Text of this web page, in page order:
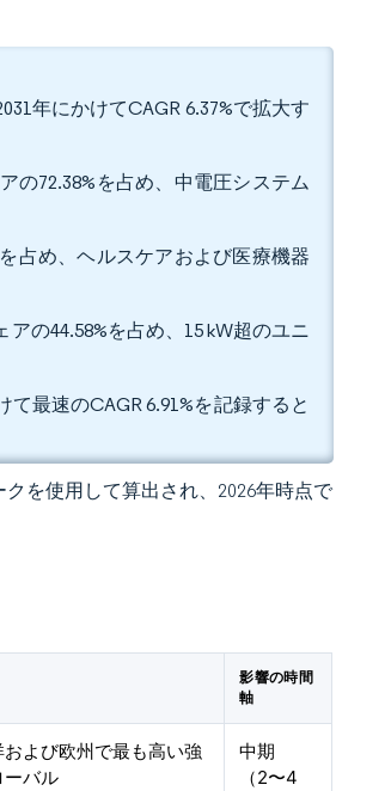
年にかけてCAGR 6.37%で拡大す
の72.38%を占め、中電圧システム
占め、ヘルスケアおよび医療機器
の44.58%を占め、15 kW超のユニ
最速のCAGR 6.91%を記録すると
を使用して算出され、2026年時点で
影響の時間
軸
よび欧州で最も高い強
ーバル
中期
（2〜4